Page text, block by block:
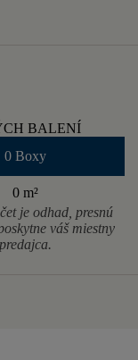
BALENÍ
0 Boxy
0 m²
je odhad, presnú
váš miestny
predajca.